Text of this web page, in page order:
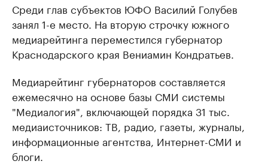
Среди глав субъектов ЮФО Василий Голубев
занял 1-е место. На вторую строчку южного
медиарейтинга переместился губернатор
Краснодарского края Вениамин Кондратьев.
Медиарейтинг губернаторов составляется
ежемесячно на основе базы СМИ системы
"Медиалогия", включающей порядка 31 тыс.
медиаисточников: ТВ, радио, газеты, журналы,
информационные агентства, Интернет-СМИ и
блоги.